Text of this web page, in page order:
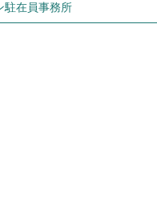
駐在員事務所